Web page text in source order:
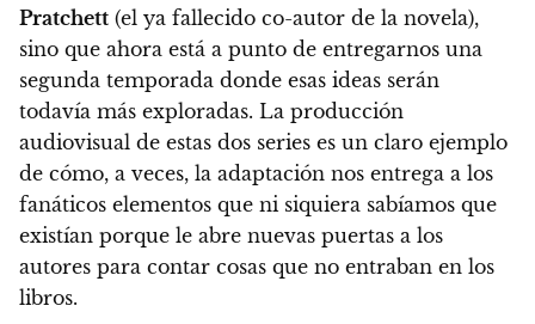
Pratchett (el ya fallecido co-autor de la novela),
sino que ahora está a punto de entregarnos una
segunda temporada donde esas ideas serán
todavía más exploradas. La producción
audiovisual de estas dos series es un claro ejemplo
de cómo, a veces, la adaptación nos entrega a los
fanáticos elementos que ni siquiera sabíamos que
existían porque le abre nuevas puertas a los
autores para contar cosas que no entraban en los
libros.